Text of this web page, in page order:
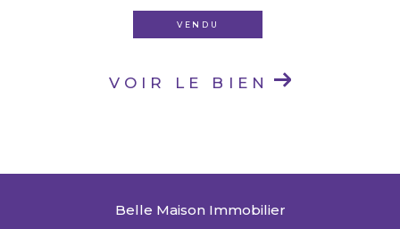
VENDU
VOIR LE BIEN
Belle Maison Immobilier